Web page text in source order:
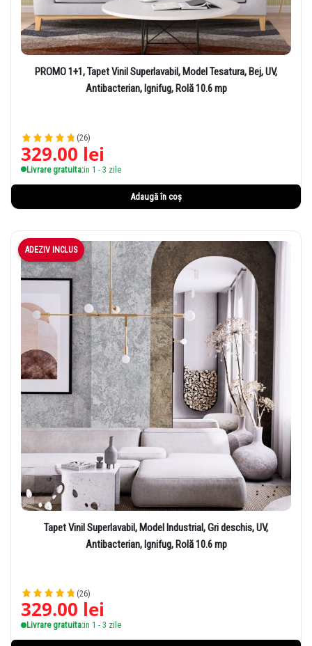
PROMO 1+1, Tapet Vinil Superlavabil, Model Tesatura, Bej, UV,
Antibacterian, Ignifug, Rolă 10.6 mp
(26)
329.00 lei
Livrare gratuita:in 1 - 3 zile
Adaugă în coș
ADEZIV INCLUS
Tapet Vinil Superlavabil, Model Industrial, Gri deschis, UV,
Antibacterian, Ignifug, Rolă 10.6 mp
(26)
329.00 lei
Livrare gratuita:in 1 - 3 zile